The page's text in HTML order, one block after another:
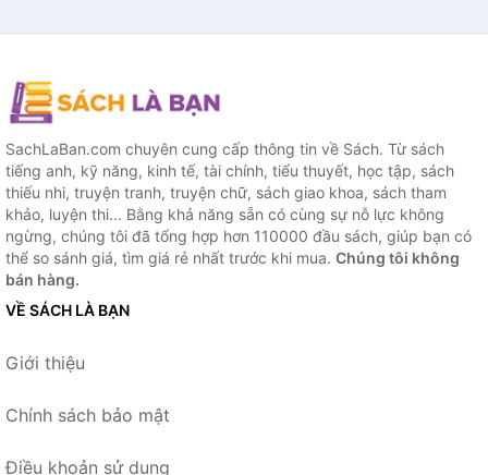
SachLaBan.com chuyên cung cấp thông tin về Sách. Từ sách
tiếng anh, kỹ năng, kinh tế, tài chính, tiểu thuyết, học tập, sách
thiếu nhi, truyện tranh, truyện chữ, sách giao khoa, sách tham
khảo, luyện thi... Bằng khả năng sẵn có cùng sự nỗ lực không
ngừng, chúng tôi đã tổng hợp hơn 110000 đầu sách, giúp bạn có
thể so sánh giá, tìm giá rẻ nhất trước khi mua. Chúng tôi không
bán hàng.
VỀ SÁCH LÀ BẠN
Giới thiệu
Chính sách bảo mật
Điều khoản sử dụng